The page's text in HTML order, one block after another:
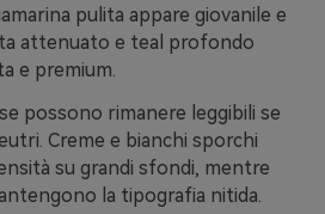
pulita appare giovanile e
attenuato e teal profondo
e premium.
possono rimanere leggibili se
Creme e bianchi sporchi
su grandi sfondi, mentre
la tipografia nitida.